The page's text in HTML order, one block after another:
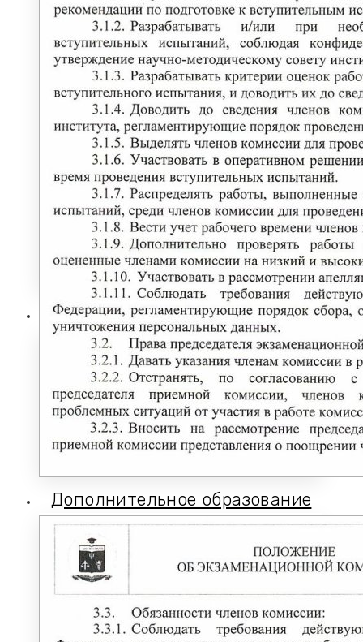
Сроки подачи документов
Перечень документов для поступления
ЛОКАЛЬНЫЕ НОРМАТИВНЫЕ АКТЫ
РОССИЙСКОЕ ЗАКОНОДАТЕЛЬСТВО
ИНСТРУКЦИИ
ОБРАЗЦЫ ДОКУМЕНТОВ
ОБРАЗОВАТЕЛЬНЫЙ КРЕДИТ
ЦЕЛЕВОЕ ОБУЧЕНИЕ
Выпускнику
ТРУДОУСТРОЙСТВО ВЫПУСКНИКОВ
Отзывы работодателей
Выпускники
Дополнительное образование
ЦЕНТР ДОПОЛНИТЕЛЬНОГО
ОБРАЗОВАНИЯ
ПРОГРАММЫ ДОПОЛНИТЕЛЬНОГО
ПРОФЕССИОНАЛЬНОГО
ОБРАЗОВАНИЯ